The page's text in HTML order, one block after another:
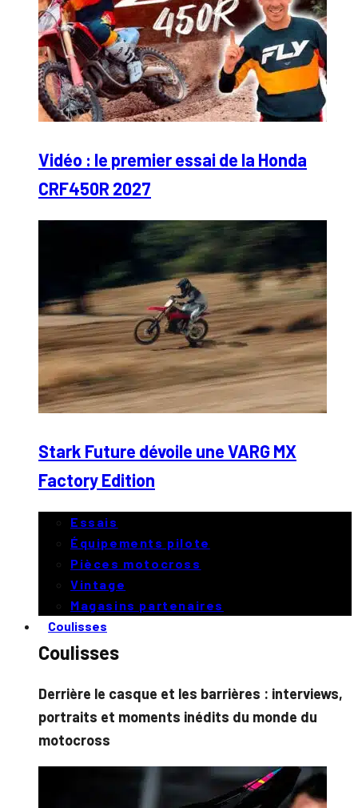
Vidéo : le premier essai de la Honda
CRF450R 2027
Stark Future dévoile une VARG MX
Factory Edition
Essais
Équipements pilote
Pièces motocross
Vintage
Magasins partenaires
Coulisses
Coulisses
Derrière le casque et les barrières : interviews,
portraits et moments inédits du monde du
motocross